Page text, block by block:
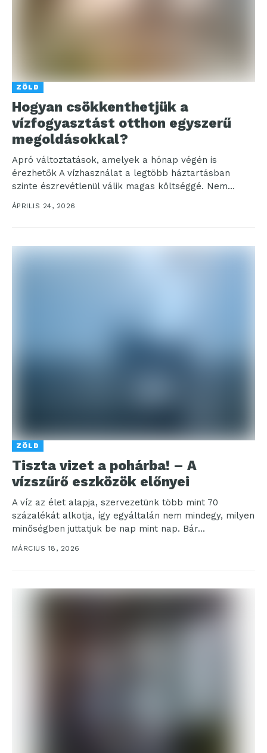
ZÖLD
Hogyan csökkenthetjük a
vízfogyasztást otthon egyszerű
megoldásokkal?
Apró változtatások, amelyek a hónap végén is
érezhetők A vízhasználat a legtöbb háztartásban
szinte észrevétlenül válik magas költséggé. Nem
egyetlen nagy „pazarlás” okozza...
ÁPRILIS 24, 2026
ZÖLD
Tiszta vizet a pohárba! – A
vízszűrő eszközök előnyei
A víz az élet alapja, szervezetünk több mint 70
százalékát alkotja, így egyáltalán nem mindegy, milyen
minőségben juttatjuk be nap mint nap. Bár...
MÁRCIUS 18, 2026